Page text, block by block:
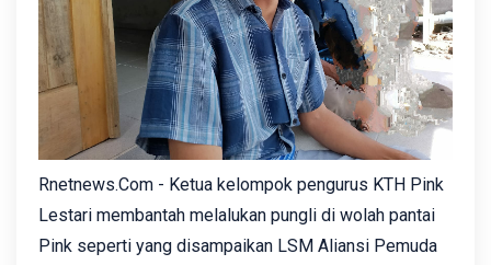
Rnetnews.Com - Ketua kelompok pengurus KTH Pink
Lestari membantah melalukan pungli di wolah pantai
Pink seperti yang disampaikan LSM Aliansi Pemuda